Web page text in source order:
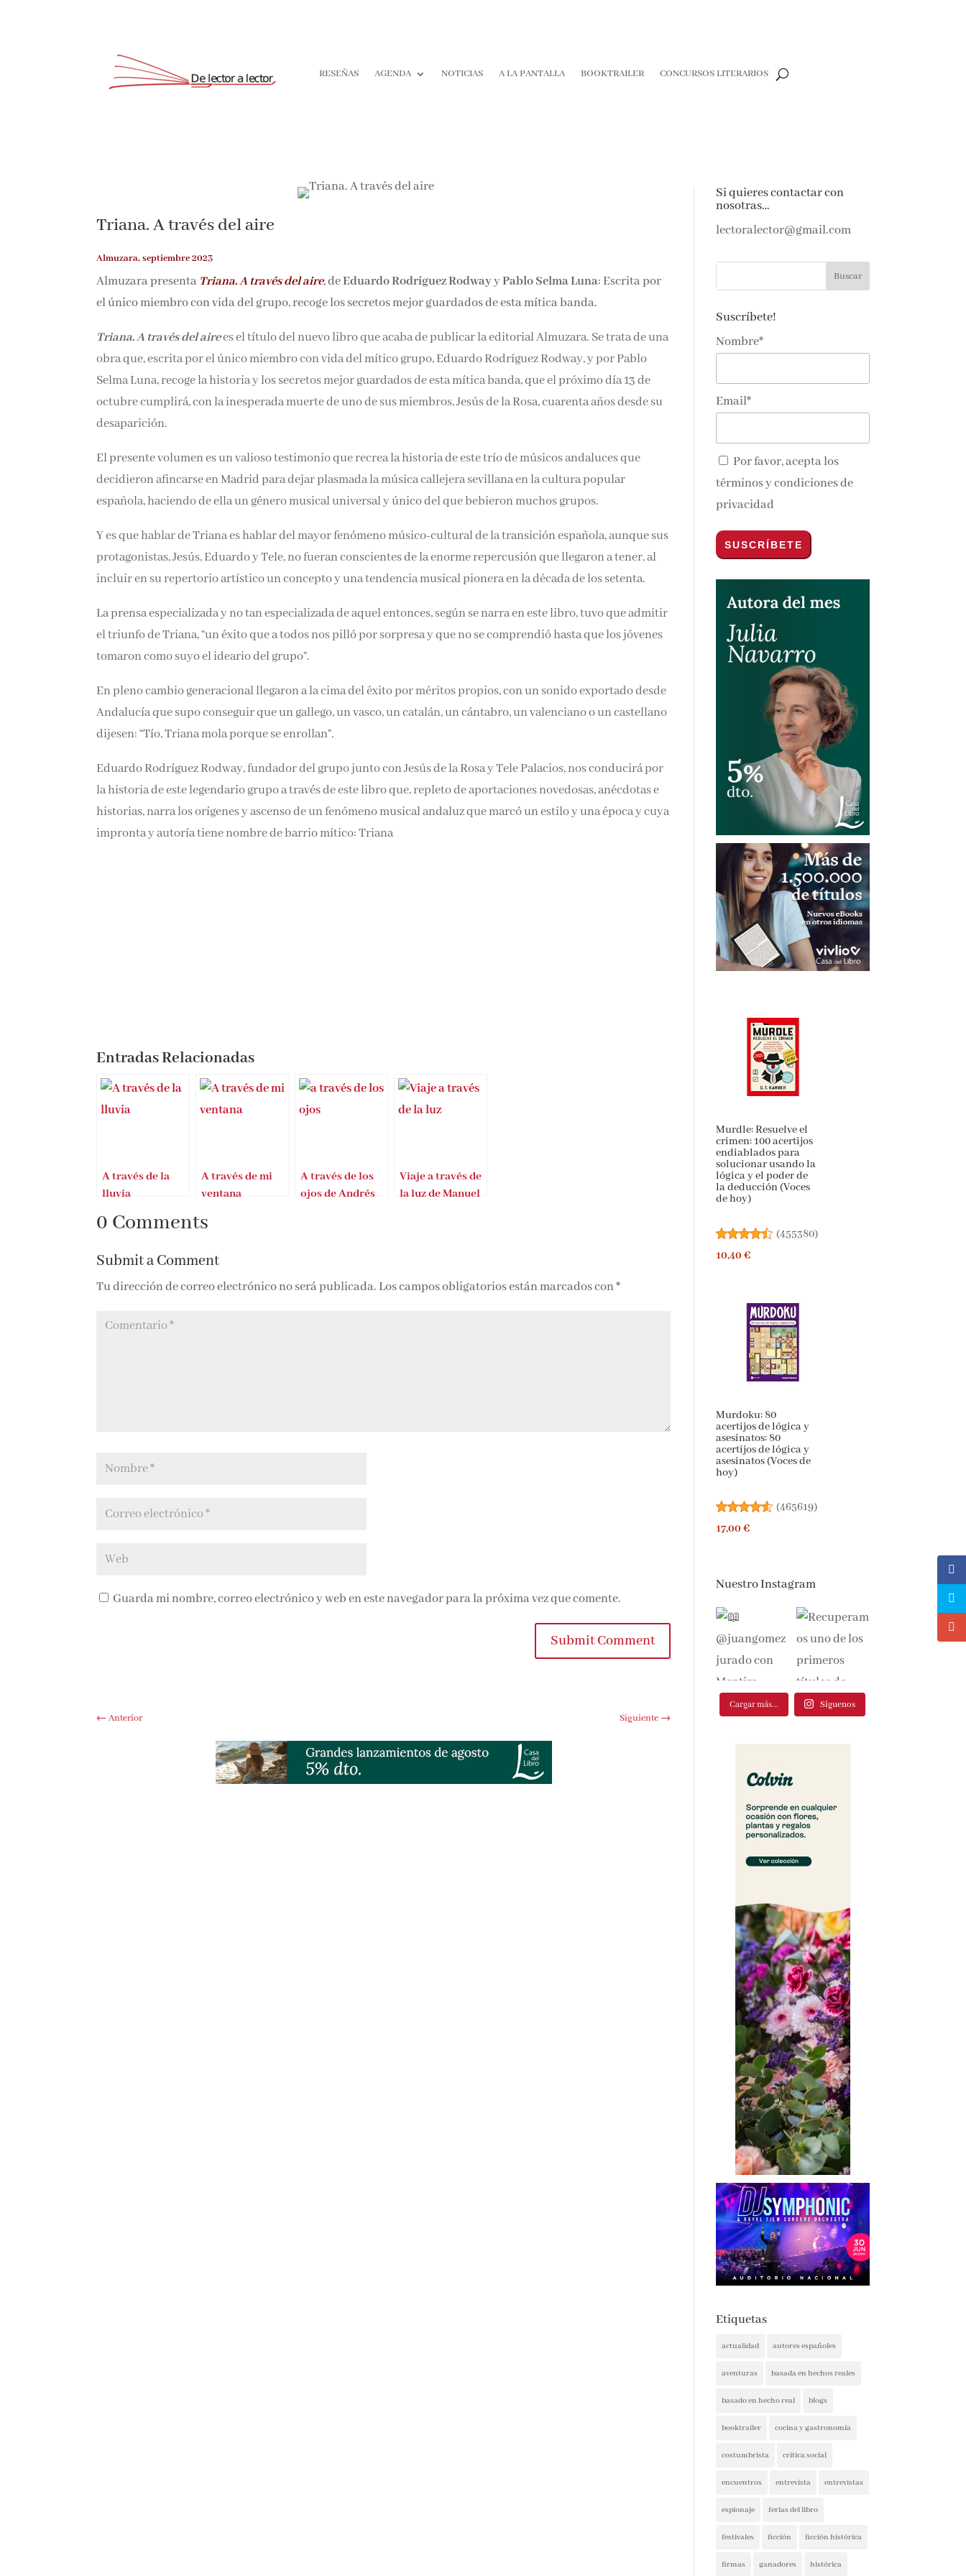
RESEÑAS AGENDA NOTICIAS A LA PANTALLA BOOKTRAILER CONCURSOS LITERARIOS
Triana. A través del aire
Almuzara, septiembre 2023
Almuzara presenta Triana. A través del aire, deEduardo Rodríguez RodwayyPablo Selma Luna: Escrita por
el único miembro con vida del grupo, recoge los secretos mejor guardados de esta mítica banda.
Triana. A través del airees el título del nuevo libro que acaba de publicar la editorial Almuzara. Se trata de una
obra que, escrita por el único miembro con vida del mítico grupo, Eduardo Rodríguez Rodway, y por Pablo
Selma Luna, recoge la historia y los secretos mejor guardados de esta mítica banda, que el próximo día 13 de
octubre cumplirá, con la inesperada muerte de uno de sus miembros, Jesús de la Rosa, cuarenta años desde su
desaparición.
El presente volumen es un valioso testimonio que recrea la historia de este trío de músicos andaluces que
decidieron afincarse en Madrid para dejar plasmada la música callejera sevillana en la cultura popular
española, haciendo de ella un género musical universal y único del que bebieron muchos grupos.
Y es que hablar de Triana es hablar del mayor fenómeno músico-cultural de la transición española, aunque sus
protagonistas, Jesús, Eduardo y Tele, no fueran conscientes de la enorme repercusión que llegaron a tener, al
incluir en su repertorio artístico un concepto y una tendencia musical pionera en la década de los setenta.
La prensa especializada y no tan especializada de aquel entonces, según se narra en este libro, tuvo que admitir
el triunfo de Triana, “un éxito que a todos nos pilló por sorpresa y que no se comprendió hasta que los jóvenes
tomaron como suyo el ideario del grupo”.
En pleno cambio generacional llegaron a la cima del éxito por méritos propios, con un sonido exportado desde
Andalucía que supo conseguir que un gallego, un vasco, un catalán, un cántabro, un valenciano o un castellano
dijesen: “Tío, Triana mola porque se enrollan”.
Eduardo Rodríguez Rodway, fundador del grupo junto con Jesús de la Rosa y Tele Palacios, nos conducirá por
la historia de este legendario grupo a través de este libro que, repleto de aportaciones novedosas, anécdotas e
historias, narra los orígenes y ascenso de un fenómeno musical andaluz que marcó un estilo y una época y cuya
impronta y autoría tiene nombre de barrio mítico: Triana
Entradas Relacionadas
A través de la
lluvia
A través de mi
ventana
A través de los
ojos de Andrés
Viaje a través de
la luz de Manuel
0 Comments
Submit a Comment
Tu dirección de correo electrónico no será publicada. Los campos obligatorios están marcados con*
Guarda mi nombre, correo electrónico y web en este navegador para la próxima vez que comente.
Submit Comment
←Anterior Siguiente→
Si quieres contactar con
nosotras…
lectoralector@gmail.com
Suscríbete!
Nombre*
Email*
Por favor, acepta los
términos y condiciones de
privacidad
Murdle: Resuelve el
crimen: 100 acertijos
endiablados para
solucionar usando la
lógica y el poder de
la deducción (Voces
de hoy)
(455380)
10,40 €
Murdoku: 80
acertijos de lógica y
asesinatos: 80
acertijos de lógica y
asesinatos (Voces de
hoy)
(465619)
17,00 €
Nuestro Instagram
Cargar más... Síguenos
Etiquetas
actualidad autores españoles
aventuras basada en hechos reales
basado en hecho real blogs
booktrailer cocina y gastronomía
costumbrista crítica social
encuentros entrevista entrevistas
espionaje ferias del libro
festivales ficción ficción histórica
firmas ganadores histórica